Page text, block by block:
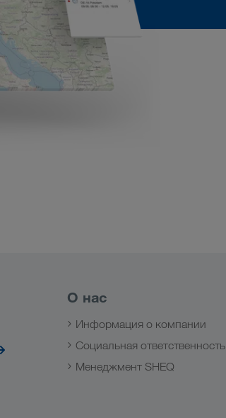
О нас
Информация о компании
Социальная ответственность
Менеджмент SHEQ